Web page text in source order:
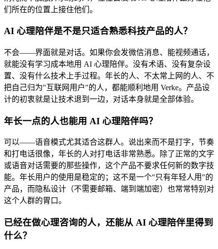
们所在的位置上接住他们。
AI 心理陪伴是不是只适合熟悉科技产品的人？
不会——界面就是对话。如果你会发微信消息、能视频通话，
就能没有学习成本地用 AI 心理陪伴。没有术语、没有复杂设
置、没有什么技术上手过程。年长的人、不太常上网的人、不
把自己归为"互联网用户"的人，都能顺利地用 Verke。产品设
计的初衷就是让技术退到一边，对话本身就是全部体验。
年长一点的人也能用 AI 心理陪伴吗？
可以——语音模式尤其适合这群人。说出来而不是打字，节奏
和打电话很像，年长的人对打电话非常熟悉。除了正常的文字
或语音对话需要的那些操作，这个产品不要求任何新的数字技
能。年长用户的使用是稳定的；这不是一个"只有年轻人用"的
产品，而隐私设计（不需要邮箱、端到端加密）也常常特别对
这个人群的胃口。
已经在做心理咨询的人，还能从 AI 心理陪伴里得到
什么？